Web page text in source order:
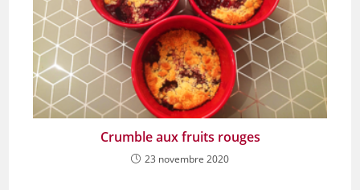
Crumble aux fruits rouges
23 novembre 2020